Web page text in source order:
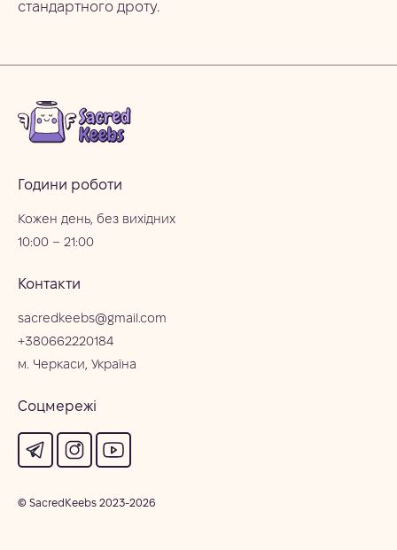
стандартного дроту.
Години роботи
Кожен день, без вихідних
10:00 – 21:00
Контакти
sacredkeebs@gmail.com
+380662220184
м. Черкаси, Україна
Соцмережі
© SacredKeebs 2023-2026